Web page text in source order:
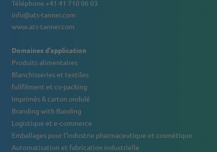
Téléphone +41 41 710 06 03
info@ats-tanner.com
www.ats-tanner.com
Domaines d'application
Produits alimentaires
Blanchisseries et textiles
fullfilment et co-packing
Imprimés & carton ondulé
Branding with Banding
Logistique et e-commerce
Emballages pour l’industrie pharmaceutique et cosmétique
Automatisation et fabrication industrielle